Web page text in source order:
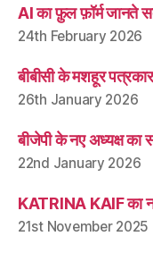
AI का फ़ुल फ़ॉर्म जानते
24th February 2026
बीबीसी के मशहूर पत्रकार
26th January 2026
बीजेपी के नए अध्यक्ष का
22nd January 2026
KATRINA KAIF का
21st November 2025